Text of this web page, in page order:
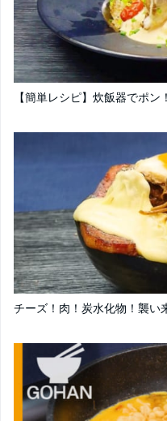
【簡単レシピ】炊飯器でポ
チーズ！肉！炭水化物！襲い